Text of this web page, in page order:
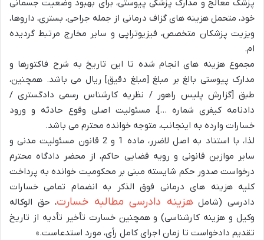
پزشک معالج و مدارک پزشکی پیوستی، برای بهبود وضعیت جسمانی
خود، متحمل هزینه های گزاف درمانی از جمله جراحی، بستری، داروها،
ویزیت پزشکان متخصص، فیزیوتراپی و سایر مخارج مرتبط گردیده
ام.
مجموع هزینه های انجام شده تا این تاریخ به شرح فاکتورها و
مدارک پیوستی بالغ بر مبلغ [مبلغ دقیق] ریال می باشد. همچنین،
طبق [گزارش پلیس راهور / نظریه کارشناس رسمی دادگستری /
دادنامه کیفری شماره …]، مسئولیت اصلی وقوع حادثه و ورود
خسارات وارده به اینجانب، متوجه خوانده محترم می باشد.
لذا، با استناد به اصل لاضرر، ماده 1 و 2 قانون مسئولیت مدنی و
سایر موازین قانونی و رویه قضایی حاکم، از محضر دادگاه محترم
درخواست صدور حکم شایسته مبنی بر محکومیت خوانده به پرداخت
کلیه هزینه های درمانی فوق الذکر به انضمام تمامی خسارات
دادرسی (شاملهزینه دادرسی مطالبه خسارت، حق الوکاله
وکیل و هزینه کارشناسی) و همچنین خسارت تأخیر تأدیه از تاریخ
تقدیم دادخواست تا زمان اجرای کامل رأی، مورد استدعاست.»